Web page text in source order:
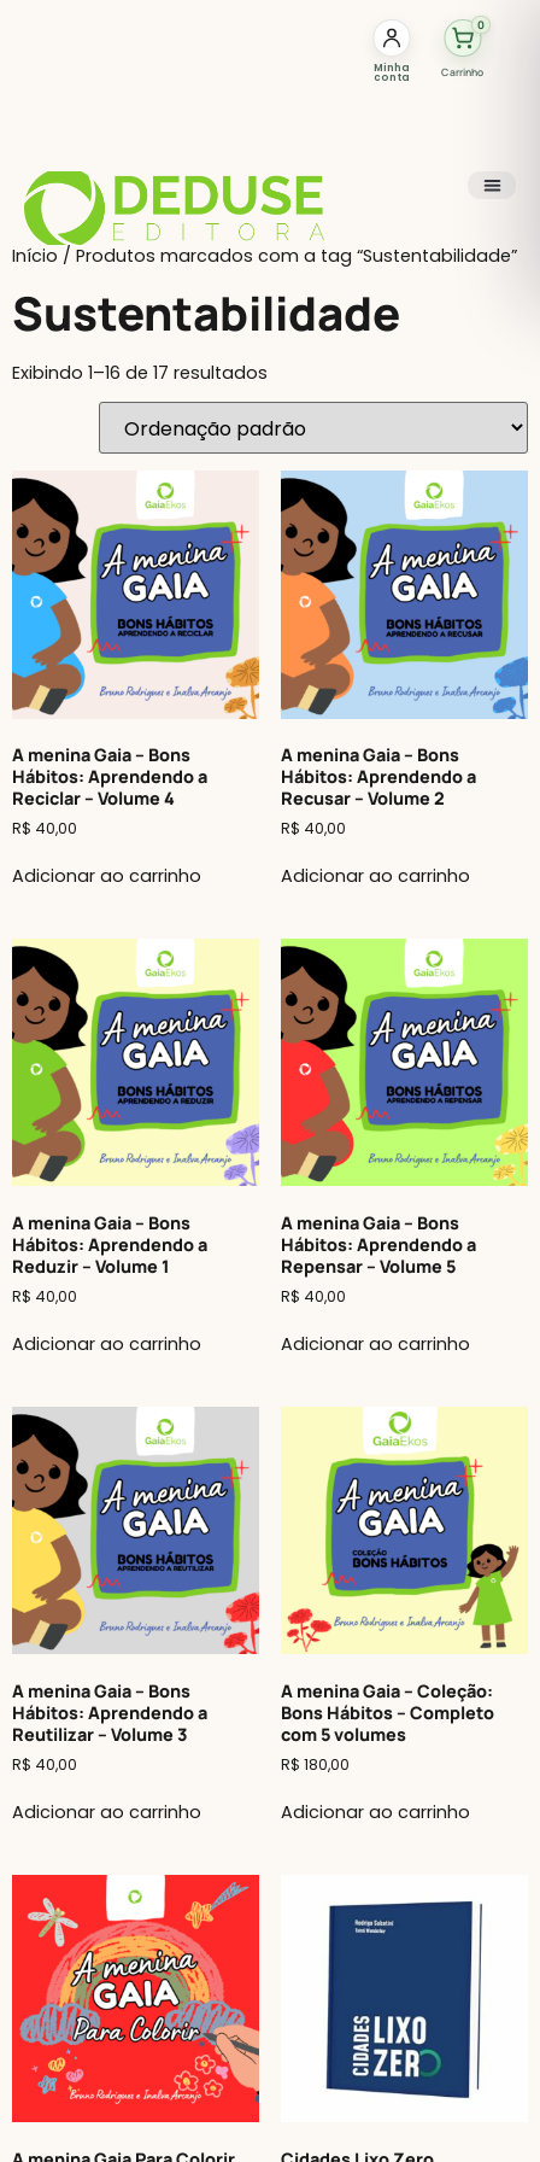
Minha
conta Carrinho
0
Início / Produtos marcados com a tag “Sustentabilidade”
Sustentabilidade
Exibindo 1–16 de 17 resultados
A menina Gaia – Bons
Hábitos: Aprendendo a
Reciclar – Volume 4
R$ 40,00
Adicionar ao carrinho
A menina Gaia – Bons
Hábitos: Aprendendo a
Recusar – Volume 2
R$ 40,00
Adicionar ao carrinho
A menina Gaia – Bons
Hábitos: Aprendendo a
Reduzir – Volume 1
R$ 40,00
Adicionar ao carrinho
A menina Gaia – Bons
Hábitos: Aprendendo a
Repensar – Volume 5
R$ 40,00
Adicionar ao carrinho
A menina Gaia – Bons
Hábitos: Aprendendo a
Reutilizar – Volume 3
R$ 40,00
Adicionar ao carrinho
A menina Gaia – Coleção:
Bons Hábitos – Completo
com 5 volumes
R$ 180,00
Adicionar ao carrinho